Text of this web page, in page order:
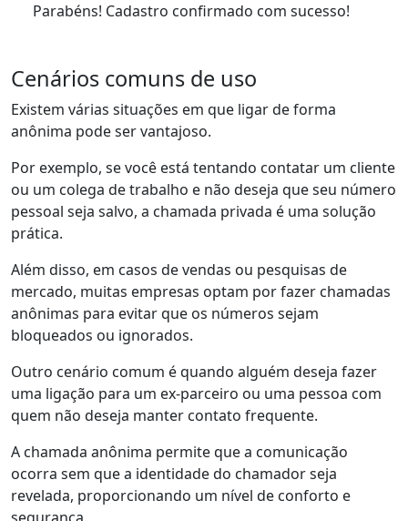
Parabéns! Cadastro confirmado com sucesso!
Cenários comuns de uso
Existem várias situações em que ligar de forma
anônima pode ser vantajoso.
Por exemplo, se você está tentando contatar um cliente
ou um colega de trabalho e não deseja que seu número
pessoal seja salvo, a chamada privada é uma solução
prática.
Além disso, em casos de vendas ou pesquisas de
mercado, muitas empresas optam por fazer chamadas
anônimas para evitar que os números sejam
bloqueados ou ignorados.
Outro cenário comum é quando alguém deseja fazer
uma ligação para um ex-parceiro ou uma pessoa com
quem não deseja manter contato frequente.
A chamada anônima permite que a comunicação
ocorra sem que a identidade do chamador seja
revelada, proporcionando um nível de conforto e